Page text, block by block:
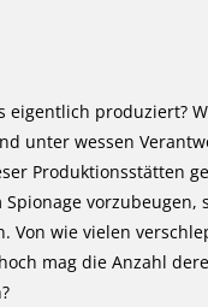
eigentlich produziert?
unter wessen
Produktionsstätten
vorzubeugen,
Von wie vielen
mag die Anzahl